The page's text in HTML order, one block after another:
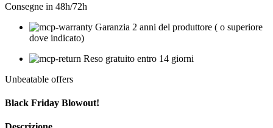
Consegne in 48h/72h
Garanzia 2 anni del produttore ( o superiore
dove indicato)
Reso gratuito entro 14 giorni
Unbeatable offers
Black Friday Blowout!